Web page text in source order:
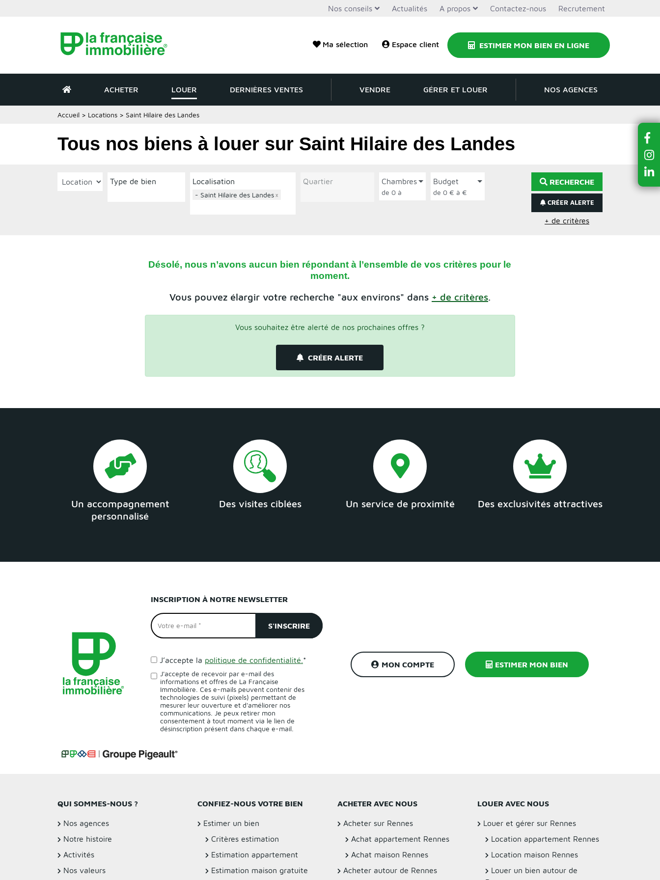
Nos conseils Actualités A propos Contactez-nous Recrutement
Ma sélection Espace client ESTIMER MON BIEN EN LIGNE
ACHETER LOUER DERNIÈRES VENTES VENDRE GÉRER ET LOUER NOS AGENCES
Accueil > Locations > Saint Hilaire des Landes
Tous nos biens à louer sur Saint Hilaire des Landes
Type de bien Localisation
×
- Saint Hilaire des Landes
Quartier Chambres
de 0 à
Budget
de 0 € à €
RECHERCHE
CRÉER ALERTE
+ de critères
Désolé, nous n’avons aucun bien répondant à l’ensemble de vos critères pour le
moment.
Vous pouvez élargir votre recherche "aux environs" dans + de critères.
Vous souhaitez être alerté de nos prochaines offres ?
CRÉER ALERTE
Un accompagnement
personnalisé
Des visites ciblées Un service de proximité Des exclusivités attractives
MON COMPTE ESTIMER MON BIEN
INSCRIPTION À NOTRE NEWSLETTER
J’accepte la politique de confidentialité. *
J'accepte de recevoir par e-mail des
informations et offres de La Française
Immobilière. Ces e-mails peuvent contenir des
technologies de suivi (pixels) permettant de
mesurer leur ouverture et d'améliorer nos
communications. Je peux retirer mon
consentement à tout moment via le lien de
désinscription présent dans chaque e-mail.
QUI SOMMES-NOUS ?
Nos agences
Notre histoire
Activités
Nos valeurs
CONFIEZ-NOUS VOTRE BIEN
Estimer un bien
Critères estimation
Estimation appartement
Estimation maison gratuite
ACHETER AVEC NOUS
Acheter sur Rennes
Achat appartement Rennes
Achat maison Rennes
Acheter autour de Rennes
LOUER AVEC NOUS
Louer et gérer sur Rennes
Location appartement Rennes
Location maison Rennes
Louer un bien autour de